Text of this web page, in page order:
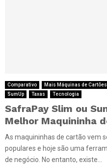
Comparativo Mais Máquinas de Cartões
SumUp
Taxas Tecnologia
SafraPay Slim ou
Melhor Maquininha
As maquininhas de cartão vem
populares e hoje são uma
de negócio. No entanto, existe...